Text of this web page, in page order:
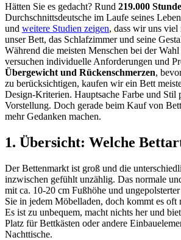
Hätten Sie es gedacht? Rund 219.000
Durchschnittsdeutsche im Laufe seines
und weitere Studien zeigen, dass wir uns viel
unser Bett, das Schlafzimmer und seine
Während die meisten Menschen bei der
versuchen individuelle Anforderungen und
Übergewicht und Rückenschmerzen,
zu berücksichtigen, kaufen wir ein Bett
Design-Kriterien. Hauptsache Farbe und Stil
Vorstellung. Doch gerade beim Kauf von
mehr Gedanken machen.
1. Übersicht: Welche
Der Bettenmarkt ist groß und die
inzwischen gefühlt unzählig. Das normale
mit ca. 10-20 cm Fußhöhe und
Sie in jedem Möbelladen, doch kommt es oft
Es ist zu unbequem, macht nichts her und
Platz für Bettkästen oder andere
Nachttische.